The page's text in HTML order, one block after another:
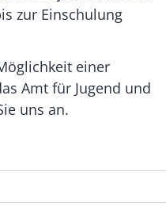
zur Einschulung
einer
Amt für Jugend und
uns an.